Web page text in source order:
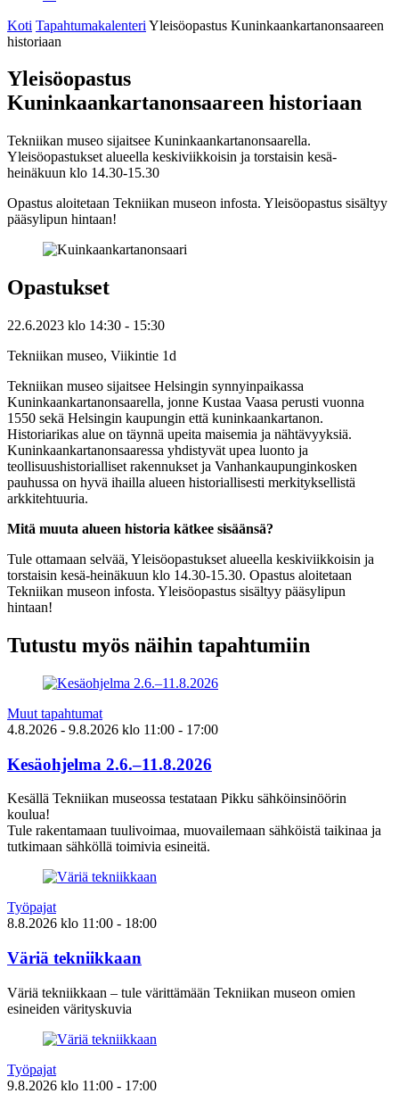
Koti Tapahtumakalenteri Yleisöopastus Kuninkaankartanonsaareen
historiaan
Yleisöopastus
Kuninkaankartanonsaareen historiaan
Tekniikan museo sijaitsee Kuninkaankartanonsaarella.
Yleisöopastukset alueella keskiviikkoisin ja torstaisin kesä-
heinäkuun klo 14.30-15.30
Opastus aloitetaan Tekniikan museon infosta. Yleisöopastus sisältyy
pääsylipun hintaan!
Opastukset
22.6.2023 klo 14:30 - 15:30
Tekniikan museo, Viikintie 1d
Tekniikan museo sijaitsee Helsingin synnyinpaikassa
Kuninkaankartanonsaarella, jonne Kustaa Vaasa perusti vuonna
1550 sekä Helsingin kaupungin että kuninkaankartanon.
Historiarikas alue on täynnä upeita maisemia ja nähtävyyksiä.
Kuninkaankartanonsaaressa yhdistyvät upea luonto ja
teollisuushistorialliset rakennukset ja Vanhankaupunginkosken
pauhussa on hyvä ihailla alueen historiallisesti merkityksellistä
arkkitehtuuria.
Mitä muuta alueen historia kätkee sisäänsä?
Tule ottamaan selvää, Yleisöopastukset alueella keskiviikkoisin ja
torstaisin kesä-heinäkuun klo 14.30-15.30. Opastus aloitetaan
Tekniikan museon infosta. Yleisöopastus sisältyy pääsylipun
hintaan!
Tutustu myös näihin tapahtumiin
Muut tapahtumat
4.8.2026 - 9.8.2026 klo 11:00 - 17:00
Kesäohjelma 2.6.–11.8.2026
Kesällä Tekniikan museossa testataan Pikku sähköinsinöörin
koulua!
Tule rakentamaan tuulivoimaa, muovailemaan sähköistä taikinaa ja
tutkimaan sähköllä toimivia esineitä.
Työpajat
8.8.2026 klo 11:00 - 18:00
Väriä tekniikkaan
Väriä tekniikkaan – tule värittämään Tekniikan museon omien
esineiden värityskuvia
Työpajat
9.8.2026 klo 11:00 - 17:00